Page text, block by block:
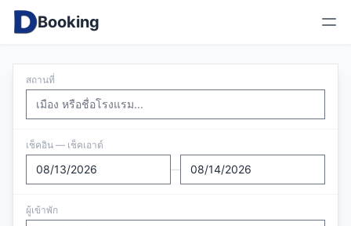
Booking
สถานที่
เช็คอิน — เช็คเอาต์
—
ผู้เข้าพัก